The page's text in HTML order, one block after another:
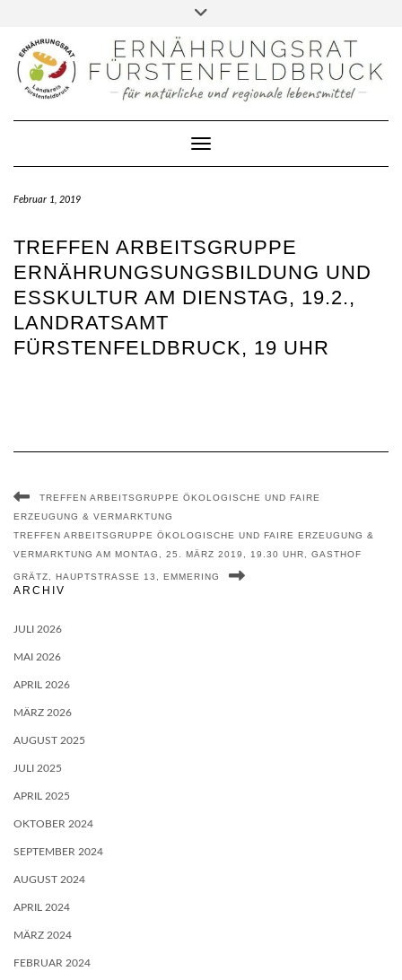
content
DATENSCHUTZERKLÄRUNG
IMPRESSUM
KONTAKT
Toggle Navigation
Februar 1, 2019
TREFFEN ARBEITSGRUPPE
ERNÄHRUNGSUNGSBILDUNG UND
ESSKULTUR AM DIENSTAG, 19.2.,
LANDRATSAMT
FÜRSTENFELDBRUCK, 19 UHR
TREFFEN ARBEITSGRUPPE ÖKOLOGISCHE UND FAIRE
ERZEUGUNG & VERMARKTUNG
TREFFEN ARBEITSGRUPPE ÖKOLOGISCHE UND FAIRE ERZEUGUNG &
VERMARKTUNG AM MONTAG, 25. MÄRZ 2019, 19.30 UHR, GASTHOF
GRÄTZ, HAUPTSTRASSE 13, EMMERING
ARCHIV
JULI 2026
MAI 2026
APRIL 2026
MÄRZ 2026
AUGUST 2025
JULI 2025
APRIL 2025
OKTOBER 2024
SEPTEMBER 2024
AUGUST 2024
APRIL 2024
MÄRZ 2024
FEBRUAR 2024